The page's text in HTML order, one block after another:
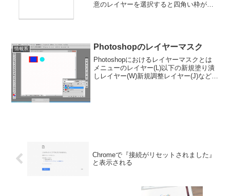
意のレイヤーを選択すると四角い枠が表
情報系 Photoshopのレイヤーマスク
Photoshopにおけるレイヤーマスクとは
メニューのレイヤー(L)以下の新規塗り潰
しレイヤー(W)新規調整レイヤー(J)などは
Chromeで『接続がリセットされました』
と表示される